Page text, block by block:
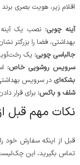
اقلام زیر، هویت بصری
آینه چوبی:نصب یک آینه
بهداشتی، فضا را بزرگتر
جالباسی چوبی: یک
سرویس روشویی خاص:
بشکه‌ای در سرویس
شلف و باکس: برای قرار
نکات مهم قبل
قبل از اینکه سفارش خود
تماس بگیرید، این چک‌لیست